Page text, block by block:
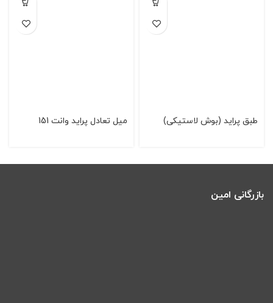
طبق پرايد (بوش لاستيکی) میل تعادل پراید وانت 151
بازرگانی امین